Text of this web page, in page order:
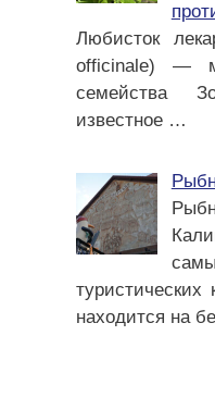
Любисток
officinale) —
семейства
известное …
туристических
находится на